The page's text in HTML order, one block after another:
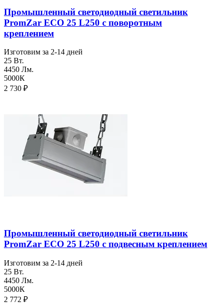
Промышленный светодиодный светильник
PromZar ECO 25 L250 с поворотным
креплением
Изготовим за 2-14 дней
25 Вт.
4450 Лм.
5000К
2 730 ₽
Промышленный светодиодный светильник
PromZar ECO 25 L250 с подвесным креплением
Изготовим за 2-14 дней
25 Вт.
4450 Лм.
5000К
2 772 ₽